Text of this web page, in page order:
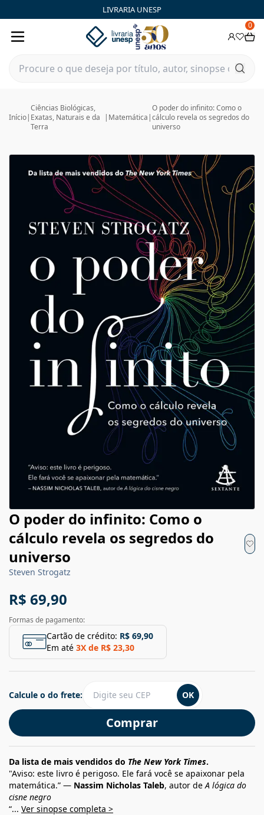
LIVRARIA UNESP
0
Início|
Ciências Biológicas,
Exatas, Naturais e da
Terra
| Matemática |
O poder do infinito: Como o
cálculo revela os segredos do
universo
O poder do infinito: Como o
cálculo revela os segredos do
universo
Steven Strogatz
R$ 69,90
Formas de pagamento:
Cartão de crédito: R$ 69,90
Em até 3X de R$ 23,30
Comprar
Calcule o do frete: OK
Da lista de mais vendidos do The New York Times.
"Aviso: este livro é perigoso. Ele fará você se apaixonar pela
matemática.” — Nassim Nicholas Taleb, autor deA lógica do
cisne negro
“... Ver sinopse completa >